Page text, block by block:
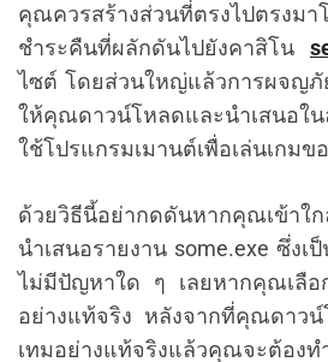
คุณควรสร้างส่วนที่ตรงไปตรงมา
ชำระคืนที่ผลักดันไปยังคาสิโน
ไซต์ โดยส่วนใหญ่แล้วการผจญภั
ให้คุณดาวน์โหลดและนำเสนอใ
ใช้โปรแกรมเมานต์เพื่อเล่นเกมข
ด้วยวิธีนี้อย่ากดดันหากคุณเข้าใ
นำเสนอรายงาน some.exe ซึ่งเ
ไม่มีปัญหาใด ๆ เลยหากคุณเลือ
อย่างแท้จริง หลังจากที่คุณดาวน์
เทมอย่างแท้จริงแล้วคุณจะต้องท